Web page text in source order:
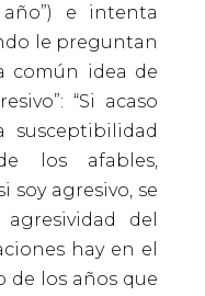
e intenta
le preguntan
común idea de
“Si acaso
susceptibilidad
los afables,
soy agresivo, se
del
hay en el
de los años que